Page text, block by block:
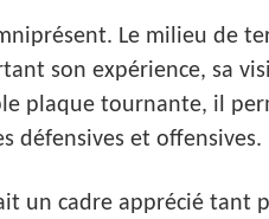
Le milieu de
son expérience, sa
plaque tournante, il
défensives et offensives.
un cadre apprécié tant